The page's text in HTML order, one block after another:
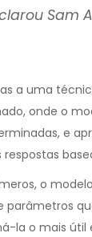
Sam
a uma
onde o
e
o
parâmetros
la o mais útil